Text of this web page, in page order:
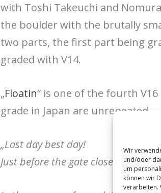
Wir
und/oder
um
können wir
verarbeiten.
with Toshi Takeuchi and
the boulder with the brutally
two parts, the first part being
graded with V14.
„Floatin“ is one of the fourth
grade in Japan are unrepeated.
„Last day best day!
Just before the gate closed,